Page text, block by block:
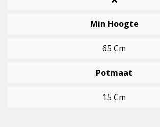
Min Hoogte
65 Cm
Potmaat
15 Cm